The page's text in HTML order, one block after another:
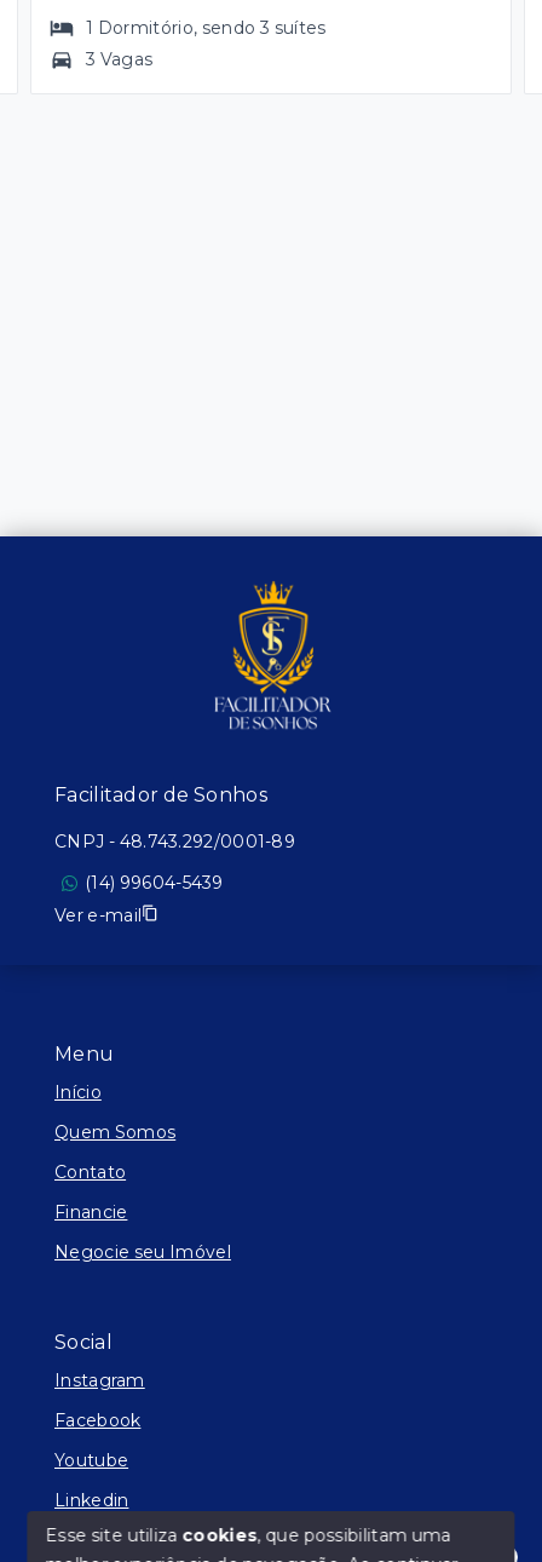
1 Dormitório, sendo 3 suítes
3 Vagas
Menu
Início
Quem Somos
Contato
Financie
Negocie seu Imóvel
Social
Instagram
Facebook
Youtube
Linkedin
Facilitador de Sonhos
CNPJ - 48.743.292/0001-89
(14) 99604-5439
Ver e-mail
Esse site utiliza cookies, que possibilitam uma